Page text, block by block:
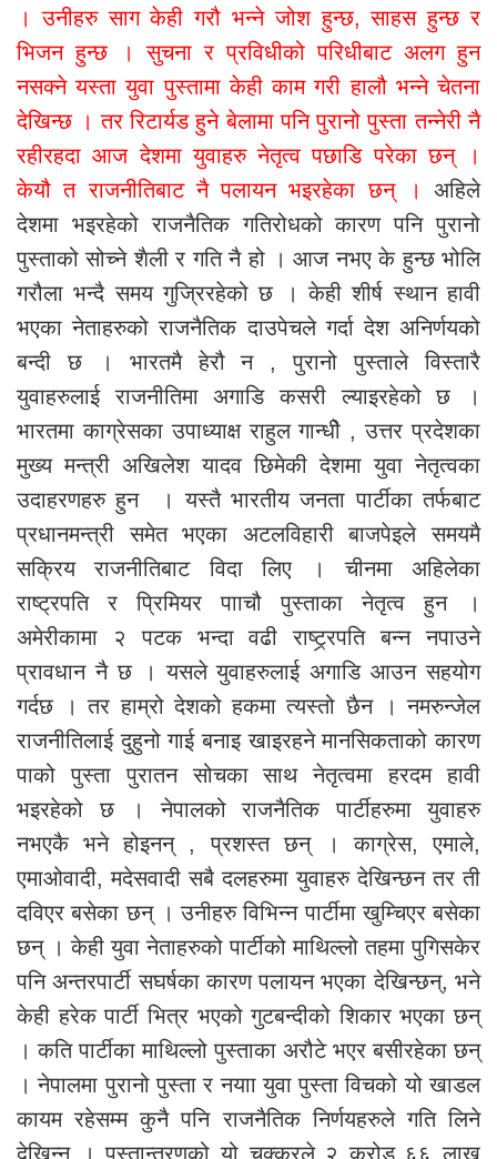
। उनीहरु साग केही गरौ भन्ने जोश हुन्छ, साहस हुन्छ र
भिजन हुन्छ । सुचना र प्रविधीको परिधीबाट अलग हुन
नसक्ने यस्ता युवा पुस्तामा केही काम गरी हालौ भन्ने चेतना
देखिन्छ । तर रिटार्यड हुने बेलामा पनि पुरानो पुस्ता तन्नेरी नै
रहीरहदा आज देशमा युवाहरु नेतृत्व पछाडि परेका छन् ।
केयौ त राजनीतिबाट नै पलायन भइरहेका छन् । अहिले
देशमा भइरहेको राजनैतिक गतिरोधको कारण पनि पुरानो
पुस्ताको सोच्ने शैली र गति नै हो । आज नभए के हुन्छ भोलि
गरौला भन्दै समय गुज्रिरहेको छ । केही शीर्ष स्थान हावी
भएका नेताहरुको राजनैतिक दाउपेचले गर्दा देश अनिर्णयको
बन्दी छ । भारतमै हेरौ न , पुरानो पुस्ताले विस्तारै
युवाहरुलाई राजनीतिमा अगाडि कसरी ल्याइरहेको छ ।
भारतमा काग्रेसका उपाध्याक्ष राहुल गान्धीे , उत्तर प्रदेशका
मुख्य मन्त्री अखिलेश यादव छिमेकी देशमा युवा नेतृत्वका
उदाहरणहरु हुन । यस्तै भारतीय जनता पार्टीका तर्फबाट
प्रधानमन्त्री समेत भएका अटलविहारी बाजपेइले समयमै
सक्रिय राजनीतिबाट विदा लिए । चीनमा अहिलेका
राष्ट्रपति र प्रिमियर पााचौ पुस्ताका नेतृत्व हुन ।
अमेरीकामा २ पटक भन्दा वढी राष्ट्र्रपति बन्न नपाउने
प्रावधान नै छ । यसले युवाहरुलाई अगाडि आउन सहयोग
गर्दछ । तर हाम्रो देशको हकमा त्यस्तो छैन । नमरुन्जेल
राजनीतिलाई दुहुनो गाई बनाइ खाइरहने मानसिकताको कारण
पाको पुस्ता पुरातन सोचका साथ नेतृत्वमा हरदम हावी
भइरहेको छ । नेपालको राजनैतिक पार्टीहरुमा युवाहरु
नभएकै भने होइनन् , प्रशस्त छन् । काग्रेस, एमाले,
एमाओवादी, मदेसवादी सबै दलहरुमा युवाहरु देखिन्छन तर ती
दविएर बसेका छन् । उनीहरु विभिन्न पार्टीमा खुम्चिएर बसेका
छन् । केही युवा नेताहरुको पार्टीको माथिल्लो तहमा पुगिसकेर
पनि अन्तरपार्टी सघर्षका कारण पलायन भएका देखिन्छन्, भने
केही हरेक पार्टी भित्र भएको गुटबन्दीको शिकार भएका छन्
। कति पार्टीका माथिल्लो पुस्ताका अरौटे भएर बसीरहेका छन्
। नेपालमा पुरानो पुस्ता र नयाा युवा पुस्ता विचको यो खाडल
कायम रहेसम्म कुनै पनि राजनैतिक निर्णयहरुले गति लिने
देखिन्न । पुस्तान्तरणको यो चक्करले २ करोड ६६ लाख